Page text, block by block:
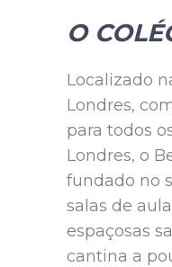
O
Localizado
Londres,
para todos
Londres, o
fundado no
salas de
espaçosas
cantina a